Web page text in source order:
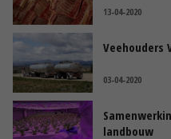
13-04-2020
Veehouders
03-04-2020
landbouw